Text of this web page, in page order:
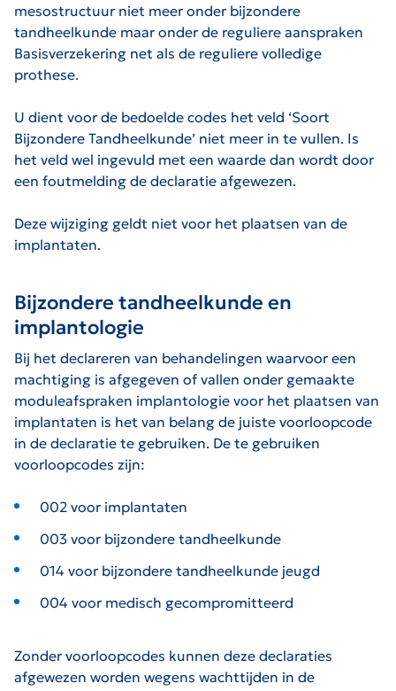
mesostructuur niet meer onder bijzondere
tandheelkunde maar onder de reguliere aanspraken
Basisverzekering net als de reguliere volledige
prothese.
U dient voor de bedoelde codes het veld ‘Soort
Bijzondere Tandheelkunde’ niet meer in te vullen. Is
het veld wel ingevuld met een waarde dan wordt door
een foutmelding de declaratie afgewezen.
Deze wijziging geldt niet voor het plaatsen van de
implantaten.
Bijzondere tandheelkunde en
implantologie
Bij het declareren van behandelingen waarvoor een
machtiging is afgegeven of vallen onder gemaakte
moduleafspraken implantologie voor het plaatsen van
implantaten is het van belang de juiste voorloopcode
in de declaratie te gebruiken. De te gebruiken
voorloopcodes zijn:
002 voor implantaten
003 voor bijzondere tandheelkunde
014 voor bijzondere tandheelkunde jeugd
004 voor medisch gecompromitteerd
Zonder voorloopcodes kunnen deze declaraties
afgewezen worden wegens wachttijden in de